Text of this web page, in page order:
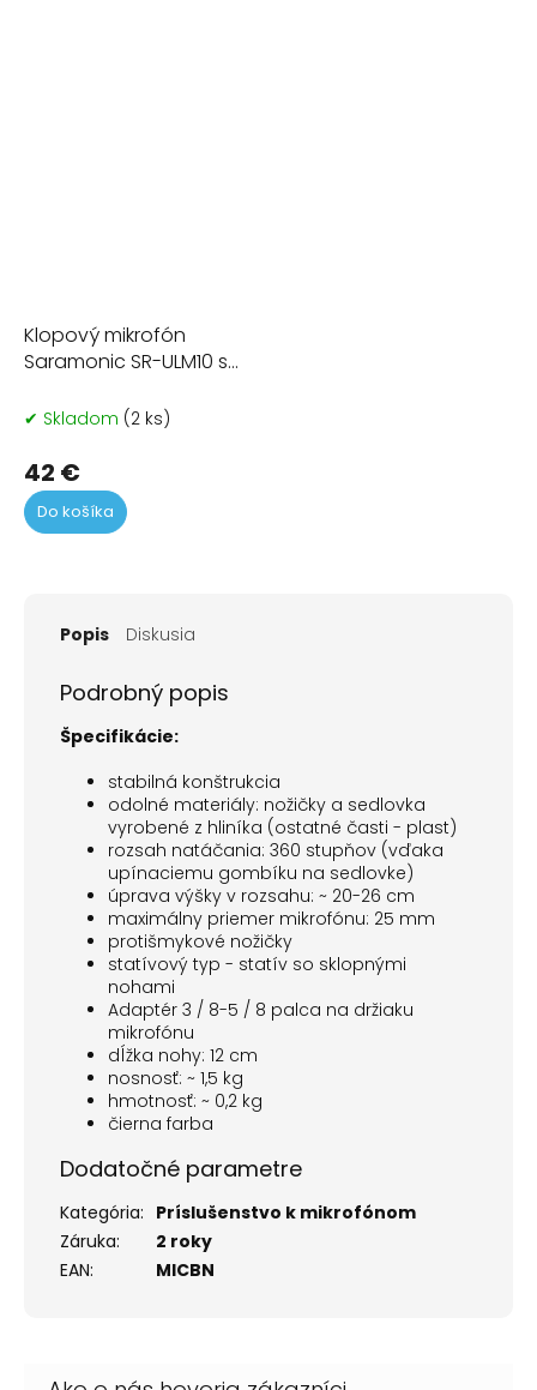
Klopový mikrofón
Saramonic SR-ULM10 s
✔ Skladom (2 ks)
42 €
Do košíka
Popis Diskusia
Podrobný popis
Špecifikácie:
stabilná konštrukcia
odolné materiály: nožičky a sedlovka
vyrobené z hliníka (ostatné časti - plast)
rozsah natáčania: 360 stupňov (vďaka
upínaciemu gombíku na sedlovke)
úprava výšky v rozsahu: ~ 20-26 cm
maximálny priemer mikrofónu: 25 mm
protišmykové nožičky
statívový typ - statív so sklopnými
nohami
Adaptér 3 / 8-5 / 8 palca na držiaku
mikrofónu
dĺžka nohy: 12 cm
nosnosť: ~ 1,5 kg
hmotnosť: ~ 0,2 kg
čierna farba
Dodatočné parametre
Kategória: Príslušenstvo k mikrofónom
Záruka:
2 roky
EAN: MICBN